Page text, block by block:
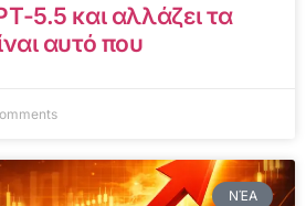
5.5 και αλλάζει τα
αυτό που
ΝΈΑ